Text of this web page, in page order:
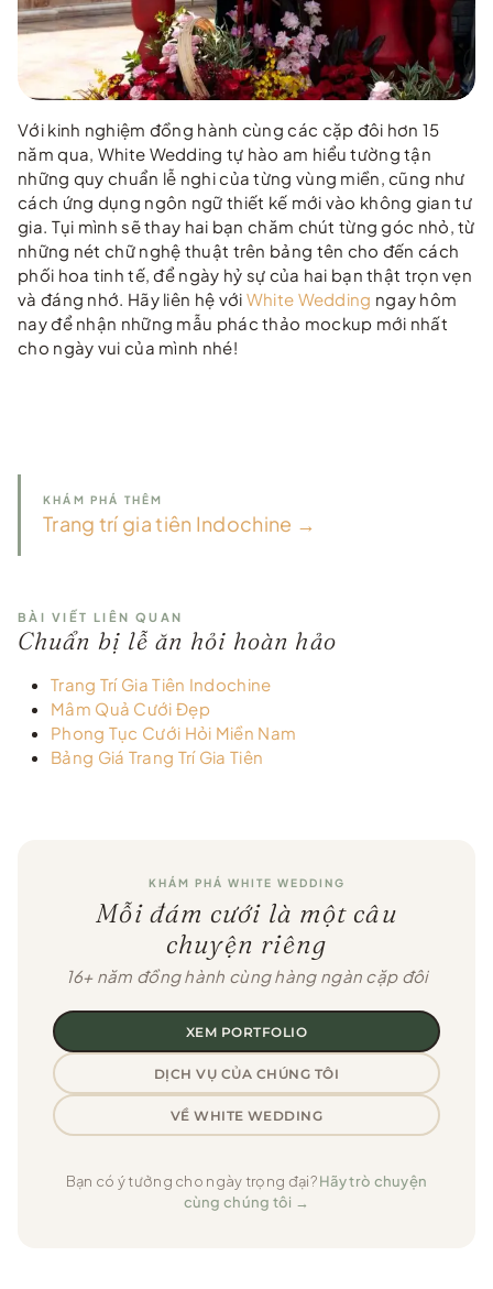
Với kinh nghiệm đồng hành cùng các cặp đôi hơn 15
năm qua, White Wedding tự hào am hiểu tường tận
những quy chuẩn lễ nghi của từng vùng miền, cũng như
cách ứng dụng ngôn ngữ thiết kế mới vào không gian tư
gia. Tụi mình sẽ thay hai bạn chăm chút từng góc nhỏ, từ
những nét chữ nghệ thuật trên bảng tên cho đến cách
phối hoa tinh tế, để ngày hỷ sự của hai bạn thật trọn vẹn
và đáng nhớ. Hãy liên hệ với White Wedding ngay hôm
nay để nhận những mẫu phác thảo mockup mới nhất
cho ngày vui của mình nhé!
KHÁM PHÁ THÊM
Trang trí gia tiên Indochine →
BÀI VIẾT LIÊN QUAN
Chuẩn bị lễ ăn hỏi hoàn hảo
Trang Trí Gia Tiên Indochine
Mâm Quả Cưới Đẹp
Phong Tục Cưới Hỏi Miền Nam
Bảng Giá Trang Trí Gia Tiên
KHÁM PHÁ WHITE WEDDING
Mỗi đám cưới là một câu
chuyện riêng
16+ năm đồng hành cùng hàng ngàn cặp đôi
XEM PORTFOLIO
DỊCH VỤ CỦA CHÚNG TÔI
VỀ WHITE WEDDING
Bạn có ý tưởng cho ngày trọng đại?Hãy trò chuyện
cùng chúng tôi →